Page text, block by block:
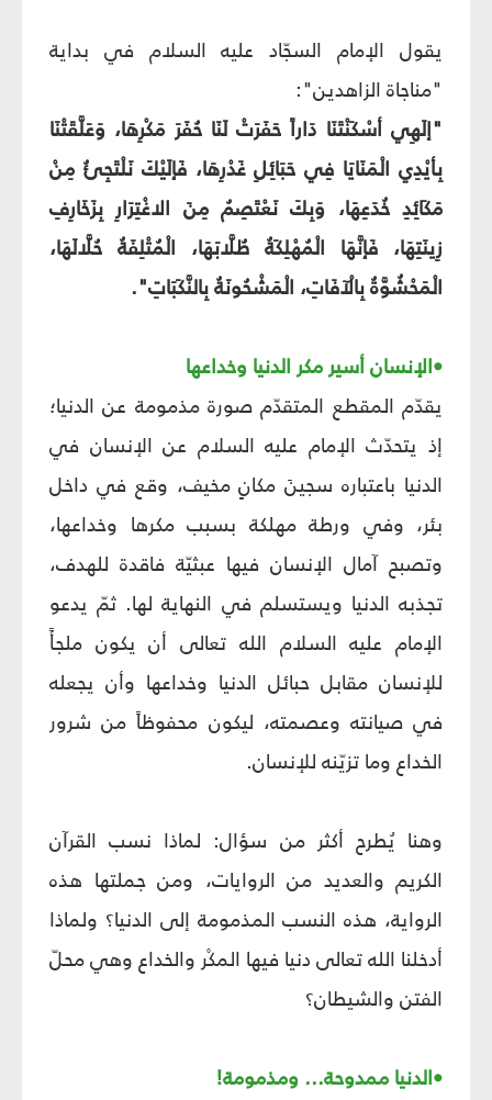
يقول الإمام السجّاد عليه السلام في بداية
"مناجاة الزاهدين":
"إلَهِي أسْكَنْتَنَا دَاراً حَفَرَتْ لَنَا حُفَرَ مَكْرِهَا، وَعَلَّقَتْنَا
بِأيْدِي الْمَنَايَا فِي حَبَائِلِ غَدْرِهَا، فَإلَيْكَ نَلْتَجِئُ مِنْ
مَكَائِدِ خُدَعِهَا، وَبِكَ نَعْتَصِمُ مِنَ الاغْتِرَارِ بِزَخَارِفِ
زِينَتِهَا، فَإنَّهَا الْمُهْلِكَةُ طُلَّابَهَا، الْمُتْلِفَةُ حُلَّالَهَا،
الْمَحْشُوَّةُ بِالْآفَاتِ، الْمَشْحُونَةُ بِالنَّكَبَاتِ".
•الإنسان أسير مكر الدنيا وخداعها
يقدّم المقطع المتقدّم صورة مذمومة عن الدنيا؛
إذ يتحدّث الإمام عليه السلام عن الإنسان في
الدنيا باعتباره سجينَ مكانٍ مخيف، وقع في داخل
بئر، وفي ورطة مهلكة بسبب مكرها وخداعها،
وتصبح آمال الإنسان فيها عبثيّة فاقدة للهدف،
تجذبه الدنيا ويستسلم في النهاية لها. ثمّ يدعو
الإمام عليه السلام الله تعالى أن يكون ملجأً
للإنسان مقابل حبائل الدنيا وخداعها وأن يجعله
في صيانته وعصمته، ليكون محفوظاً من شرور
الخداع وما تزيّنه للإنسان.
وهنا يُطرح أكثر من سؤال: لماذا نسب القرآن
الكريم والعديد من الروايات، ومن جملتها هذه
الرواية، هذه النسب المذمومة إلى الدنيا؟ ولماذا
أدخلنا الله تعالى دنيا فيها المكْر والخداع وهي محلّ
الفتن والشيطان؟
•الدنيا ممدوحة... ومذمومة!